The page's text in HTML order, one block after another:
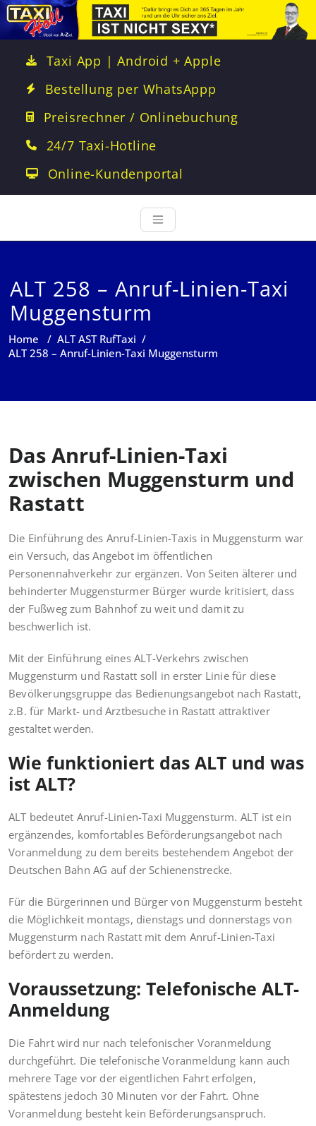
Taxi App | Android + Apple
Bestellung per WhatsAppp
Preisrechner / Onlinebuchung
24/7 Taxi-Hotline
Online-Kundenportal
ALT 258 – Anruf-Linien-Taxi
Muggensturm
Home / ALT AST RufTaxi /
ALT 258 – Anruf-Linien-Taxi Muggensturm
Das Anruf-Linien-Taxi
zwischen Muggensturm und
Rastatt
Die Einführung des Anruf-Linien-Taxis in Muggensturm war
ein Versuch, das Angebot im öffentlichen
Personennahverkehr zur ergänzen. Von Seiten älterer und
behinderter Muggensturmer Bürger wurde kritisiert, dass
der Fußweg zum Bahnhof zu weit und damit zu
beschwerlich ist.
Mit der Einführung eines ALT-Verkehrs zwischen
Muggensturm und Rastatt soll in erster Linie für diese
Bevölkerungsgruppe das Bedienungsangebot nach Rastatt,
z.B. für Markt- und Arztbesuche in Rastatt attraktiver
gestaltet werden.
Wie funktioniert das ALT und was
ist ALT?
ALT bedeutet Anruf-Linien-Taxi Muggensturm. ALT ist ein
ergänzendes, komfortables Beförderungsangebot nach
Voranmeldung zu dem bereits bestehendem Angebot der
Deutschen Bahn AG auf der Schienenstrecke.
Für die Bürgerinnen und Bürger von Muggensturm besteht
die Möglichkeit montags, dienstags und donnerstags von
Muggensturm nach Rastatt mit dem Anruf-Linien-Taxi
befördert zu werden.
Voraussetzung: Telefonische ALT-
Anmeldung
Die Fahrt wird nur nach telefonischer Voranmeldung
durchgeführt. Die telefonische Voranmeldung kann auch
mehrere Tage vor der eigentlichen Fahrt erfolgen,
spätestens jedoch 30 Minuten vor der Fahrt. Ohne
Voranmeldung besteht kein Beförderungsanspruch.